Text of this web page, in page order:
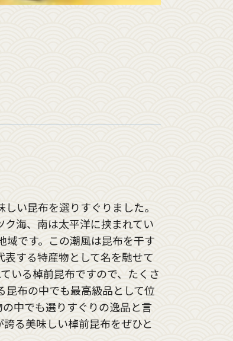
い昆布を選りすぐりました。
海、南は太平洋に挟まれてい
域です。この潮風は昆布を干す
する特産物として名を馳せて
いる棹前昆布ですので、たくさ
昆布の中でも最高級品として位
中でも選りすぐりの逸品と言
る美味しい棹前昆布をぜひと